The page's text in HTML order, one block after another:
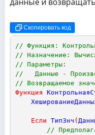
Скопировать код
// Функция:
// Назначение:
// Параметры:
//   Данные -
// Возвращаемое
Функция
Если ТипЗнч (
//